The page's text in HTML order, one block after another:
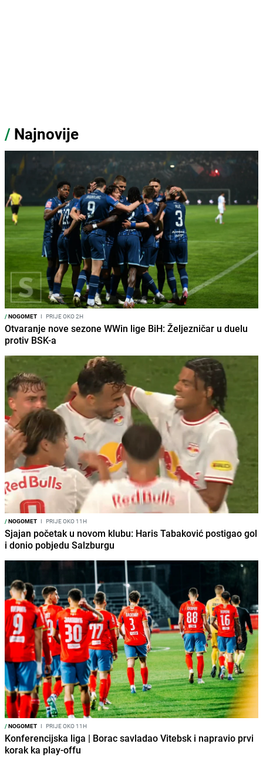
/ Najnovije
/NOGOMET I PRIJE OKO 2H
Otvaranje nove sezone WWin lige BiH: Željezničar u duelu
protiv BSK-a
/NOGOMET I PRIJE OKO 11H
Sjajan početak u novom klubu: Haris Tabaković postigao gol
i donio pobjedu Salzburgu
/NOGOMET I PRIJE OKO 11H
Konferencijska liga | Borac savladao Vitebsk i napravio prvi
korak ka play-offu